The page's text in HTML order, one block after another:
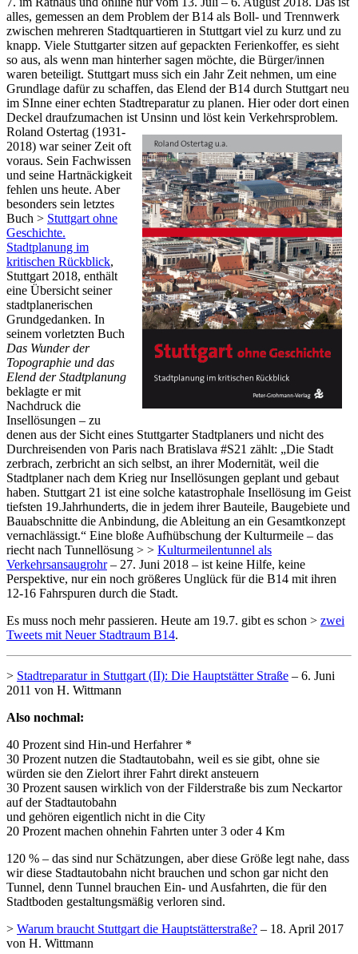
alles, gemessen an dem Problem der B14 als Boll- und Trennwerk
zwischen mehreren Stadtquartieren in Stuttgart viel zu kurz und zu
knapp. Viele Stuttgarter sitzen auf gepackten Ferienkoffer, es sieht
so aus, als wenn man hinterher sagen möchte, die Bürger/innen
waren beteiligt. Stuttgart muss sich ein Jahr Zeit nehmen, um eine
Grundlage dafür zu schaffen, das Elend der B14 durch Stuttgart neu
im SInne einer echten Stadtreparatur zu planen. Hier oder dort einen
Deckel draufzumachen ist Unsinn und löst kein Verkehrsproblem.
Roland Ostertag (1931-
2018) war seiner Zeit oft
voraus. Sein Fachwissen
und seine Hartnäckigkeit
fehlen uns heute. Aber
besonders sein letztes
Buch > Stuttgart ohne
Geschichte.
Stadtplanung im
kritischen Rückblick,
Stuttgart 2018, enthält
eine Übersicht seiner
stadtplanerischen
Grundgedanken. In
seinem vorletzten Buch
Das Wunder der
Topographie und das
Elend der Stadtplanung
beklagte er mit
Nachdruck die
Insellösungen – zu
denen aus der Sicht eines Stuttgarter Stadtplaners und nicht des
Durchreisenden von Paris nach Bratislava #S21 zählt: „Die Stadt
zerbrach, zerbricht an sich selbst, an ihrer Modernität, weil die
Stadtplaner nach dem Krieg nur Insellösungen geplant und gebaut
haben. Stuttgart 21 ist eine solche katastrophale Insellösung im Geist
tiefsten 19.Jahrhunderts, die in jedem ihrer Bauteile, Baugebiete und
Bauabschnitte die Anbindung, die Ableitung an ein Gesamtkonzept
vernachlässigt.“ Eine bloße Aufhübschung der Kulturmeile – das
riecht nach Tunnellösung > > Kulturmeilentunnel als
Verkehrsansaugrohr– 27. Juni 2018 – ist keine Hilfe, keine
Perspektive, nur ein noch größeres Unglück für die B14 mit ihren
12-16 Fahrspuren durch die Stadt.
Es muss noch mehr passieren. Heute am 19.7. gibt es schon > zwei
Tweets mit Neuer Stadtraum B14.
> Stadtreparatur in Stuttgart (II): Die Hauptstätter Straße – 6. Juni
2011 von H. Wittmann
Also nochmal:
40 Prozent sind Hin-und Herfahrer *
30 Prozent nutzen die Stadtautobahn, weil es sie gibt, ohne sie
würden sie den Zielort ihrer Fahrt direkt ansteuern
30 Prozent sausen wirklich von der Filderstraße bis zum Neckartor
auf der Stadtautobahn
und gehören eigentlich nicht in die City
20 Prozent machen ohnehin Fahrten unter 3 oder 4 Km
120 % – das sind nur Schätzungen, aber diese Größe legt nahe, dass
wir diese Stadtautobahn nicht brauchen und schon gar nicht den
Tunnel, denn Tunnel brauchen Ein- und Ausfahrten, die für den
Stadtboden gestaltungsmäßig verloren sind.
> Warum braucht Stuttgart die Hauptstätterstraße? – 18. April 2017
von H. Wittmann